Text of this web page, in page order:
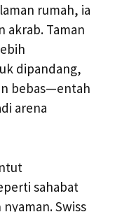
rumah, ia
akrab. Taman
dipandang,
bebas—entah
arena
sahabat
Swiss